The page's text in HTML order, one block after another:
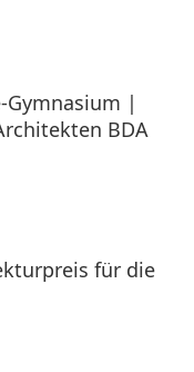
Gymnasium |
BDA
für die